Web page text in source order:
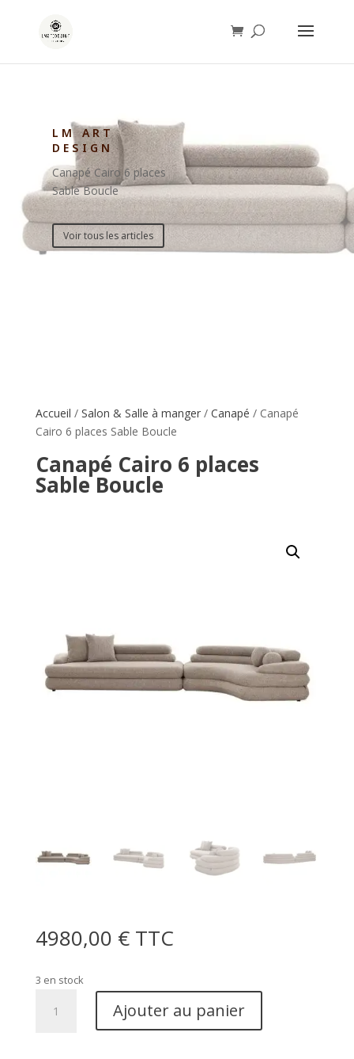
LM ART
DESIGN
Canapé Cairo 6 places
Sable Boucle
Voir tous les articles
Accueil / Salon & Salle à manger/ Canapé / Canapé
Cairo 6 places Sable Boucle
Canapé Cairo 6 places
Sable Boucle
4980,00 € TTC
3 en stock
Ajouter au panier